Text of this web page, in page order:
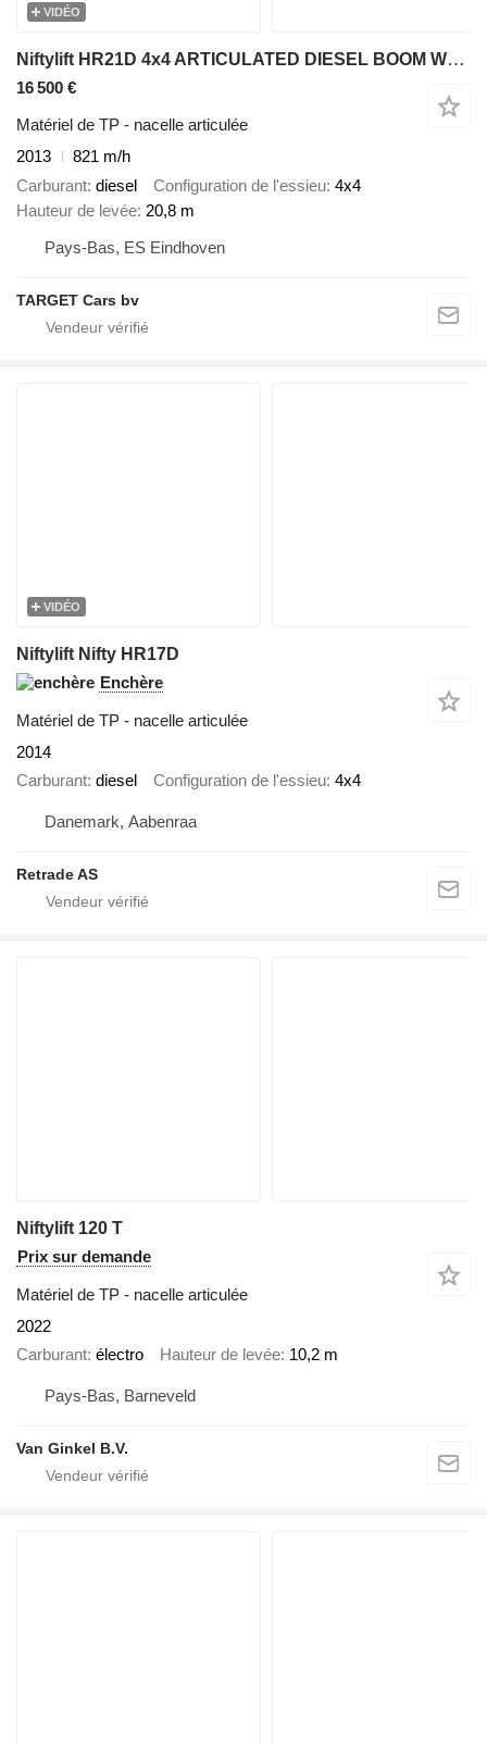
VIDÉO
Niftylift HR21D 4x4 ARTICULATED DIESEL BOOM WORK LIFT W/JIB 2080CM 2013 08
16 500 €
Matériel de TP - nacelle articulée
2013
821 m/h
Carburant diesel Configuration de l'essieu 4x4
Hauteur de levée 20,8 m
Pays-Bas, ES Eindhoven
TARGET Cars bv
VIDÉO
Niftylift Nifty HR17D
Enchère
Matériel de TP - nacelle articulée
2014
Carburant diesel Configuration de l'essieu 4x4
Danemark, Aabenraa
Retrade AS
Niftylift 120 T
Prix sur demande
Matériel de TP - nacelle articulée
2022
Carburant électro Hauteur de levée 10,2 m
Pays-Bas, Barneveld
Van Ginkel B.V.